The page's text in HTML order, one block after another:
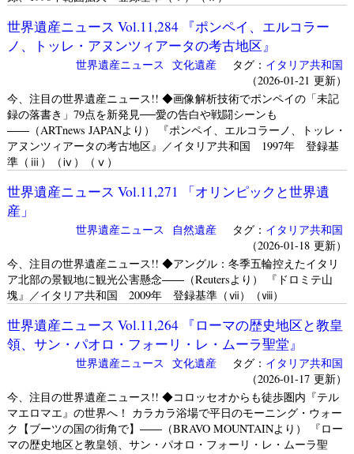
世界遺産ニュース Vol.11,284 『ポンペイ、エルコラー
ノ、トッレ・アヌンツィアータの考古地区』
世界遺産ニュース 文化遺産タグ： イタリア共和国
（2026-01-21 更新）
今、注目の世界遺産ニュース!! ◆画像解析技術でポンペイの「未記
録の落書き」79点を新発見──愛の告白や戦闘シーンも
――（ARTnews JAPANより） 『ポンペイ、エルコラーノ、トッレ・
アヌンツィアータの考古地区』／イタリア共和国 1997年 登録基
準（ⅲ）（ⅳ）（ⅴ）
世界遺産ニュース Vol.11,271 「オリンピックと世界遺
産」
世界遺産ニュース 自然遺産タグ： イタリア共和国
（2026-01-18 更新）
今、注目の世界遺産ニュース!! ◆アングル：冬季五輪控えたイタリ
ア北部の景観地に観光公害懸念――（Reutersより） 『ドロミテ山
塊』／イタリア共和国 2009年 登録基準（ⅶ）（ⅷ）
世界遺産ニュース Vol.11,264 『ローマの歴史地区と教皇
領、サン・パオロ・フォーリ・レ・ムーラ聖堂』
世界遺産ニュース 文化遺産タグ： イタリア共和国
（2026-01-17 更新）
今、注目の世界遺産ニュース!! ◆コロッセオからも徒歩圏内『テル
マエロマエ』の世界へ！ カラカラ浴場で平日のモーニング・ウォー
ク【ブーツの国の街角で】――（BRAVO MOUNTAINより） 『ロー
マの歴史地区と教皇領、サン・パオロ・フォーリ・レ・ムーラ聖